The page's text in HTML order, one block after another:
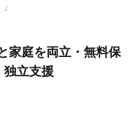
家庭を両立・無料保
独立支援